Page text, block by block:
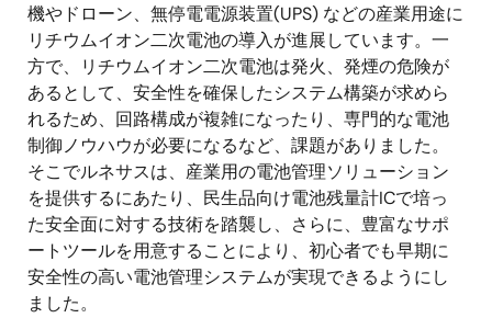
機やドローン、無停電電源装置(UPS) などの産業用途に
リチウムイオン二次電池の導入が進展しています。一
方で、リチウムイオン二次電池は発火、発煙の危険が
あるとして、安全性を確保したシステム構築が求めら
れるため、回路構成が複雑になったり、専門的な電池
制御ノウハウが必要になるなど、課題がありました。
そこでルネサスは、産業用の電池管理ソリューション
を提供するにあたり、民生品向け電池残量計ICで培っ
た安全面に対する技術を踏襲し、さらに、豊富なサポ
ートツールを用意することにより、初心者でも早期に
安全性の高い電池管理システムが実現できるようにし
ました。